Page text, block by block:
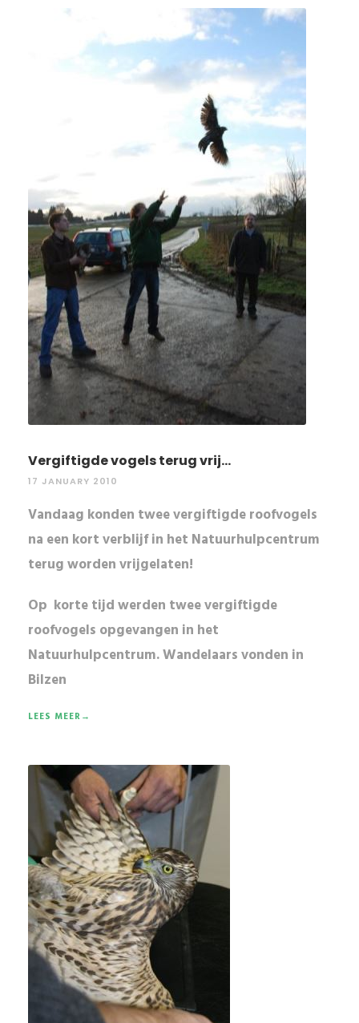
Vergiftigde vogels terug vrij...
17 JANUARY 2010
Vandaag konden twee vergiftigde roofvogels
na een kort verblijf in het Natuurhulpcentrum
terug worden vrijgelaten!
Op korte tijd werden twee vergiftigde
roofvogels opgevangen in het
Natuurhulpcentrum. Wandelaars vonden in
Bilzen
LEES MEER→